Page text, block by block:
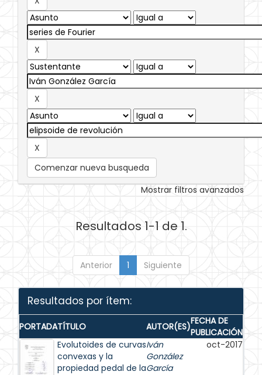
Comenzar nueva busqueda
Mostrar filtros avanzados
Resultados 1-1 de 1.
Anterior 1 Siguiente
Resultados por ítem:
PORTADATÍTULO AUTOR(ES)FECHA DE
PUBLICACIÓN
Evolutoides de curvas
convexas y la
propiedad pedal de la
Iván
González
García
oct-2017